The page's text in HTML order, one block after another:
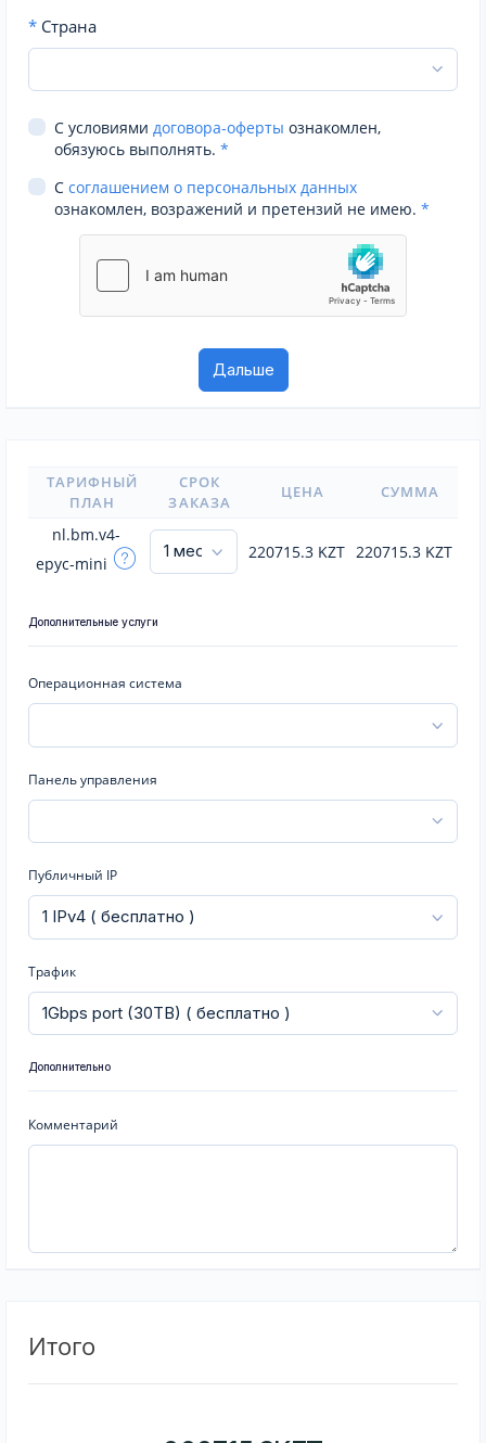
* Страна
С условиями договора-оферты ознакомлен,
обязуюсь выполнять. *
С соглашением о персональных данных
ознакомлен, возражений и претензий не имею. *
ТАРИФНЫЙ
ПЛАН
СРОК
ЗАКАЗА
ЦЕНА СУММА
nl.bm.v4-
epyc-mini
220715.3 KZT 220715.3 KZT
Дополнительные услуги
Операционная система
Панель управления
Публичный IP
Трафик
Дополнительно
Комментарий
Итого